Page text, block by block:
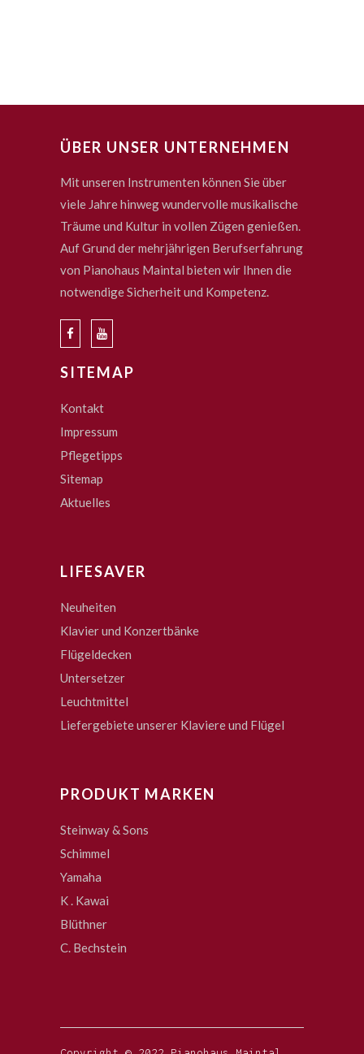
ÜBER UNSER UNTERNEHMEN
Mit unseren Instrumenten können Sie über
viele Jahre hinweg wundervolle musikalische
Träume und Kultur in vollen Zügen genießen.
Auf Grund der mehrjährigen Berufserfahrung
von Pianohaus Maintal bieten wir Ihnen die
notwendige Sicherheit und Kompetenz.
SITEMAP
Kontakt
Impressum
Pflegetipps
Sitemap
Aktuelles
LIFESAVER
Neuheiten
Klavier und Konzertbänke
Flügeldecken
Untersetzer
Leuchtmittel
Liefergebiete unserer Klaviere und Flügel
PRODUKT MARKEN
Steinway & Sons
Schimmel
Yamaha
K . Kawai
Blüthner
C. Bechstein